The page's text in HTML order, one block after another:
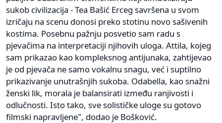
sukob civilizacija - Tea Bašić Erceg savršena u svom
izričaju na scenu donosi preko stotinu novo sašivenih
kostima. Posebnu pažnju posvetio sam radu s
pjevačima na interpretaciji njihovih uloga. Attila, kojeg
sam prikazao kao kompleksnog antijunaka, zahtijevao
je od pjevača ne samo vokalnu snagu, već i suptilno
prikazivanje unutrašnjih sukoba. Odabella, kao snažni
ženski lik, morala je balansirati između ranjivosti i
odlučnosti. Isto tako, sve solističke uloge su gotovo
filmski napravljene", dodao je Bošković.